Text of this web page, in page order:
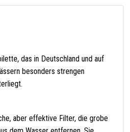
das in Deutschland und auf
besonders strengen
aber effektive Filter, die grobe